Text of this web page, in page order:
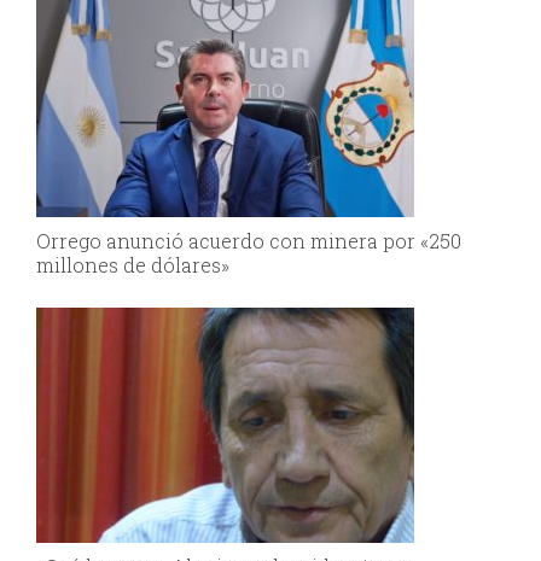
Orrego anunció acuerdo con minera por «250
millones de dólares»